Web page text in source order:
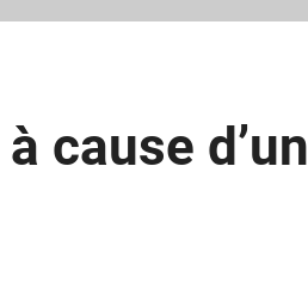
cause d’un